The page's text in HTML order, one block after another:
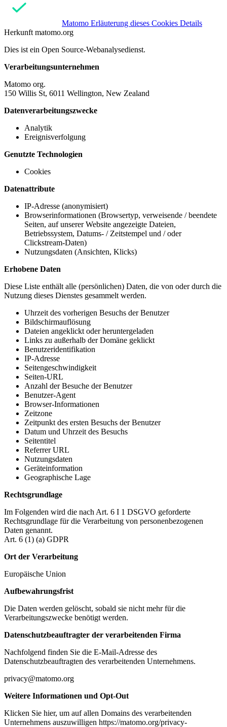
Matomo Erläuterung dieses Cookies Details
Herkunft matomo.org
Dies ist ein Open Source-Webanalysedienst.
Verarbeitungsunternehmen
Matomo org.
150 Willis St, 6011 Wellington, New Zealand
Datenverarbeitungszwecke
Analytik
Ereignisverfolgung
Genutzte Technologien
Cookies
Datenattribute
IP-Adresse (anonymisiert)
Browserinformationen (Browsertyp, verweisende / beendete
Seiten, auf unserer Website angezeigte Dateien,
Betriebssystem, Datums- / Zeitstempel und / oder
Clickstream-Daten)
Nutzungsdaten (Ansichten, Klicks)
Erhobene Daten
Diese Liste enthält alle (persönlichen) Daten, die von oder durch die
Nutzung dieses Dienstes gesammelt werden.
Uhrzeit des vorherigen Besuchs der Benutzer
Bildschirmauflösung
Dateien angeklickt oder heruntergeladen
Links zu außerhalb der Domäne geklickt
Benutzeridentifikation
IP-Adresse
Seitengeschwindigkeit
Seiten-URL
Anzahl der Besuche der Benutzer
Benutzer-Agent
Browser-Informationen
Zeitzone
Zeitpunkt des ersten Besuchs der Benutzer
Datum und Uhrzeit des Besuchs
Seitentitel
Referrer URL
Nutzungsdaten
Geräteinformation
Geographische Lage
Rechtsgrundlage
Im Folgenden wird die nach Art. 6 I 1 DSGVO geforderte
Rechtsgrundlage für die Verarbeitung von personenbezogenen
Daten genannt.
Art. 6 (1) (a) GDPR
Ort der Verarbeitung
Europäische Union
Aufbewahrungsfrist
Die Daten werden gelöscht, sobald sie nicht mehr für die
Verarbeitungszwecke benötigt werden.
Datenschutzbeauftragter der verarbeitenden Firma
Nachfolgend finden Sie die E-Mail-Adresse des
Datenschutzbeauftragten des verarbeitenden Unternehmens.
privacy@matomo.org
Weitere Informationen und Opt-Out
Klicken Sie hier, um auf allen Domains des verarbeitenden
Unternehmens auszuwilligen https://matomo.org/privacy-